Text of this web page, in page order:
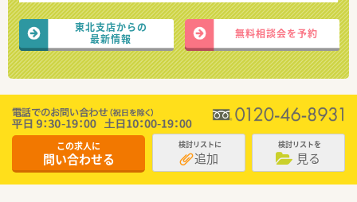
東北支店からの
最新情報
無料相談会を予約
この求人に
問い合わせる
検討リストに
追加
検討リストを
見る